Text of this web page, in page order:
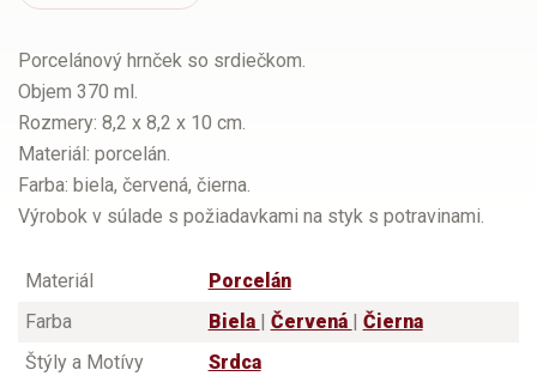
Porcelánový hrnček so srdiečkom.
Objem 370 ml.
Rozmery: 8,2 x 8,2 x 10 cm.
Materiál: porcelán.
Farba: biela, červená, čierna.
Výrobok v súlade s požiadavkami na styk s potravinami.
Materiál
Porcelán
Farba
Biela Červená
Čierna
Štýly a Motívy
Srdca